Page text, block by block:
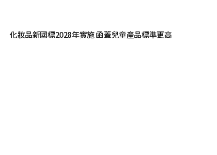
化妝品新國標2028年實施 函蓋兒童產品標準更高